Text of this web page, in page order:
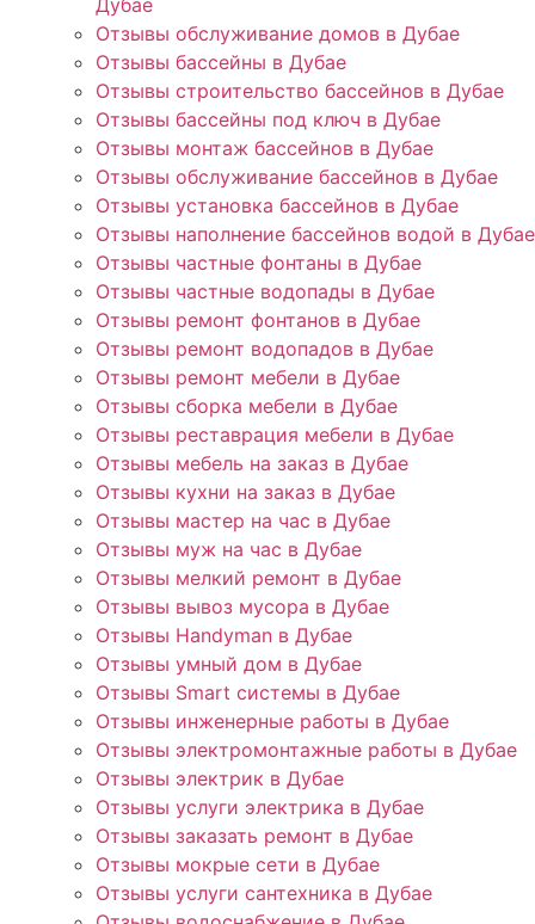
Дубае
Отзывы обслуживание домов в Дубае
Отзывы бассейны в Дубае
Отзывы строительство бассейнов в Дубае
Отзывы бассейны под ключ в Дубае
Отзывы монтаж бассейнов в Дубае
Отзывы обслуживание бассейнов в Дубае
Отзывы установка бассейнов в Дубае
Отзывы наполнение бассейнов водой в Дубае
Отзывы частные фонтаны в Дубае
Отзывы частные водопады в Дубае
Отзывы ремонт фонтанов в Дубае
Отзывы ремонт водопадов в Дубае
Отзывы ремонт мебели в Дубае
Отзывы сборка мебели в Дубае
Отзывы реставрация мебели в Дубае
Отзывы мебель на заказ в Дубае
Отзывы кухни на заказ в Дубае
Отзывы мастер на час в Дубае
Отзывы муж на час в Дубае
Отзывы мелкий ремонт в Дубае
Отзывы вывоз мусора в Дубае
Отзывы Handyman в Дубае
Отзывы умный дом в Дубае
Отзывы Smart системы в Дубае
Отзывы инженерные работы в Дубае
Отзывы электромонтажные работы в Дубае
Отзывы электрик в Дубае
Отзывы услуги электрика в Дубае
Отзывы заказать ремонт в Дубае
Отзывы мокрые сети в Дубае
Отзывы услуги сантехника в Дубае